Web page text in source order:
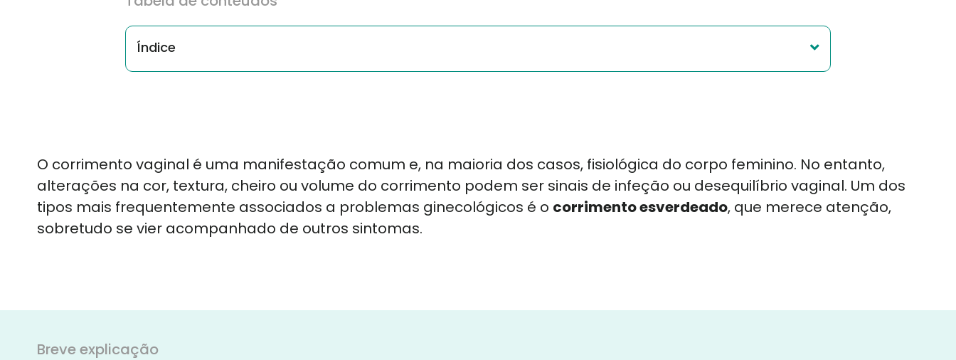
Índice
O corrimento vaginal é uma manifestação comum e, na maioria dos casos, fisiológica do corpo feminino. No entanto,
alterações na cor, textura, cheiro ou volume do corrimento podem ser sinais de infeção ou desequilíbrio vaginal. Um dos
tipos mais frequentemente associados a problemas ginecológicos é o corrimento esverdeado, que merece atenção,
sobretudo se vier acompanhado de outros sintomas.
Breve explicação